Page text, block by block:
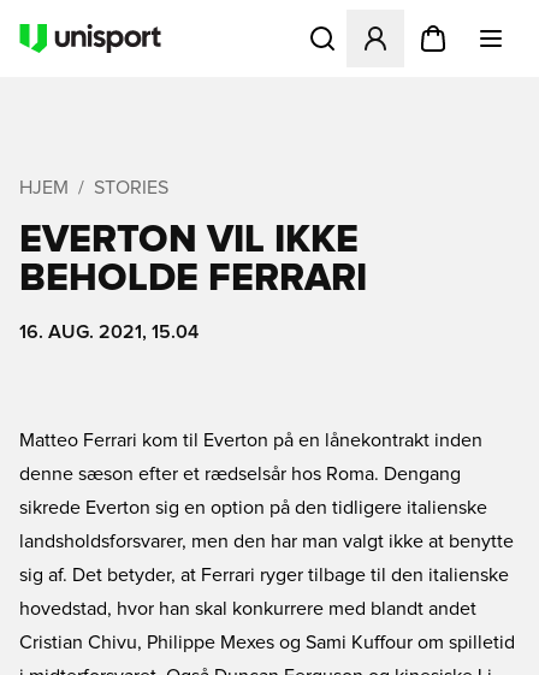
Åbner en Modal til at
HJEM STORIES
EVERTON VIL IKKE
BEHOLDE FERRARI
16. AUG. 2021, 15.04
Matteo Ferrari kom til Everton på en lånekontrakt inden
denne sæson efter et rædselsår hos Roma. Dengang
sikrede Everton sig en option på den tidligere italienske
landsholdsforsvarer, men den har man valgt ikke at benytte
sig af. Det betyder, at Ferrari ryger tilbage til den italienske
hovedstad, hvor han skal konkurrere med blandt andet
Cristian Chivu, Philippe Mexes og Sami Kuffour om spilletid